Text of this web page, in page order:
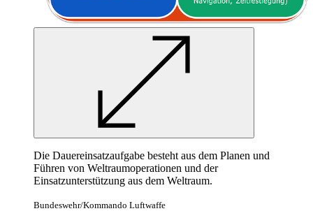
Die Dauereinsatzaufgabe besteht aus dem Planen und
Führen von Weltraumoperationen und der
Einsatzunterstützung aus dem Weltraum.
Bundeswehr/Kommando Luftwaffe